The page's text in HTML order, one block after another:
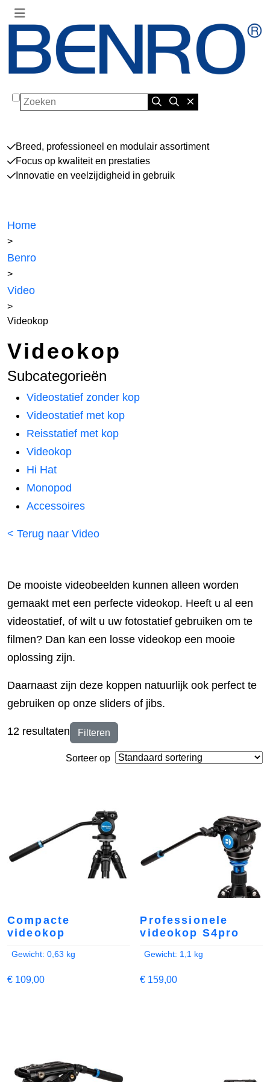
Zoeken
Breed, professioneel en modulair assortiment
Focus op kwaliteit en prestaties
Innovatie en veelzijdigheid in gebruik
Home
>
Benro
>
Video
>
Videokop
Videokop
Subcategorieën
Videostatief zonder kop
Videostatief met kop
Reisstatief met kop
Videokop
Hi Hat
Monopod
Accessoires
< Terug naar Video
De mooiste videobeelden kunnen alleen worden
gemaakt met een perfecte videokop. Heeft u al een
videostatief, of wilt u uw fotostatief gebruiken om te
filmen? Dan kan een losse videokop een mooie
oplossing zijn.
Daarnaast zijn deze koppen natuurlijk ook perfect te
gebruiken op onze sliders of jibs.
Filteren
12 resultaten
Sorteer op
Compacte
videokop
Gewicht: 0,63 kg
€ 109,00
Professionele
videokop S4pro
Gewicht: 1,1 kg
€ 159,00